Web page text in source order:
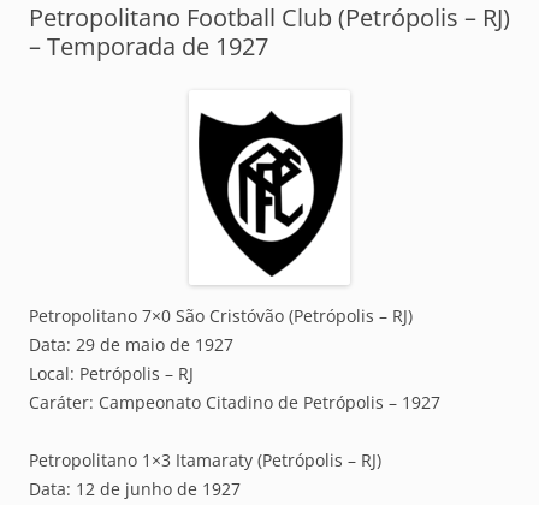
Petropolitano Football Club (Petrópolis – RJ)
– Temporada de 1927
Petropolitano 7×0 São Cristóvão (Petrópolis – RJ)
Data: 29 de maio de 1927
Local: Petrópolis – RJ
Caráter: Campeonato Citadino de Petrópolis – 1927
Petropolitano 1×3 Itamaraty (Petrópolis – RJ)
Data: 12 de junho de 1927